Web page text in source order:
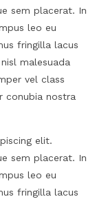
sem placerat. In
leo eu
fringilla lacus
malesuada
vel class
conubia nostra
elit.
sem placerat. In
leo eu
fringilla lacus